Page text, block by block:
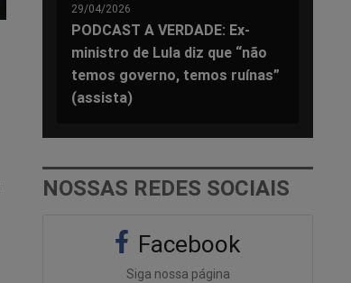
29/04/2026
PODCAST A VERDADE: Ex-
ministro de Lula diz que “não
temos governo, temos ruínas”
(assista)
NOSSAS REDES SOCIAIS
Facebook
Siga nossa página